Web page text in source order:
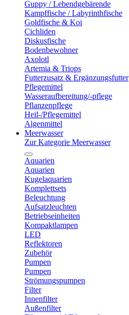
Guppy / Lebendgebärende
Kampffische / Labyrinthfische
Goldfische & Koi
Cichliden
Diskusfische
Bodenbewohner
Axolotl
Artemia & Triops
Futterzusatz & Ergänzungsfutter
Pflegemittel
Wasseraufbereitung/-pflege
Pflanzenpflege
Heil-/Pflegemittel
Algenmittel
Meerwasser
Zur Kategorie Meerwasser
Aquarien
Aquarien
Kugelaquarien
Komplettsets
Beleuchtung
Aufsatzleuchten
Betriebseinheiten
Kompaktlampen
LED
Reflektoren
Zubehör
Pumpen
Pumpen
Strömungspumpen
Filter
Innenfilter
Außenfilter